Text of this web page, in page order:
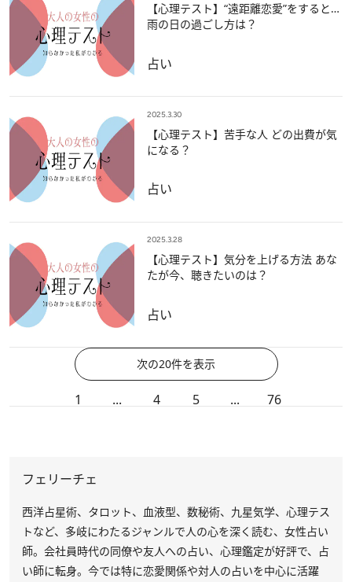
【心理テスト】“遠距離恋愛”をすると…
雨の日の過ごし方は？
占い
2025.3.30
【心理テスト】苦手な人 どの出費が気
になる？
占い
2025.3.28
【心理テスト】気分を上げる方法 あな
たが今、聴きたいのは？
占い
次の20件を表示
1 ... 4 5 ... 76
フェリーチェ
西洋占星術、タロット、血液型、数秘術、九星気学、心理テス
トなど、多岐にわたるジャンルで人の心を深く読む、女性占い
師。会社員時代の同僚や友人への占い、心理鑑定が好評で、占
い師に転身。今では特に恋愛関係や対人の占いを中心に活躍